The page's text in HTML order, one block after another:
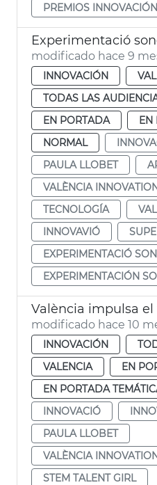
PREMIOS
modificado hace 9
INNOVACIÓN
TODAS LAS
EN PORTADA
EN
NORMAL
PAULA LLOBET
VALÈNCIA
TECNOLOGÍA
INNOVAVIÓ
EXPERIMENTACIÓ
EXPERIMENTACIÓN
modificado hace 10
INNOVACIÓN
VALENCIA
EN
EN PORTADA
INNOVACIÓ
PAULA LLOBET
VALÈNCIA
STEM TALENT GIRL